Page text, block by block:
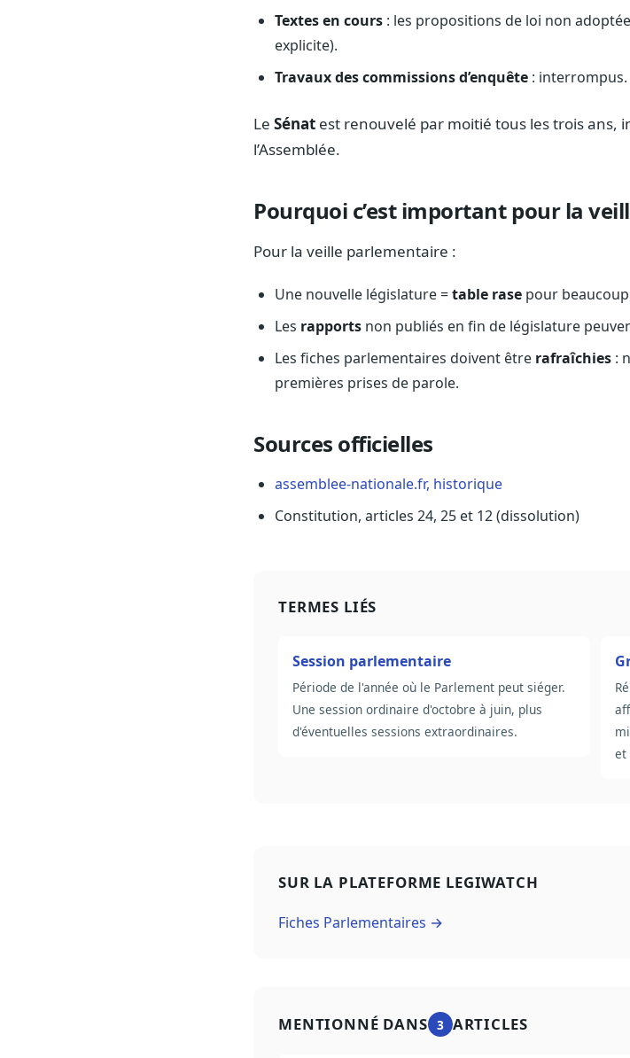
Textes en cours : les propositions de loi non
explicite).
Travaux des commissions d’enquête : interrompus.
Le Sénat est renouvelé par moitié tous les trois ans,
l’Assemblée.
Pourquoi c’est important pour la
Pour la veille parlementaire :
Une nouvelle législature =table rase pour
Les rapports non publiés en fin de législature
Les fiches parlementaires doivent être rafraîchies :
premières prises de parole.
Sources officielles
assemblee-nationale.fr, historique
Constitution, articles 24, 25 et 12 (dissolution)
TERMES LIÉS
Session parlementaire
Période de l'année où le Parlement peut siéger.
Une session ordinaire d'octobre à juin, plus
d'éventuelles sessions extraordinaires.
et
SUR LA PLATEFORME LEGIWATCH
Fiches Parlementaires →
MENTIONNÉ DANS 3 ARTICLES